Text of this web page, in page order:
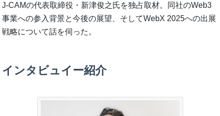
J-CAMの代表取締役・新津俊之氏を独占取材。同社のWeb3
事業への参入背景と今後の展望、そしてWebX 2025への出展
戦略について話を伺った。
インタビュイー紹介